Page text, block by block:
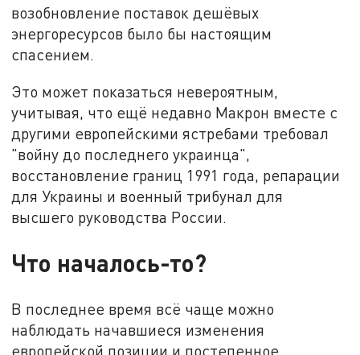
возобновление поставок дешёвых
энергоресурсов было бы настоящим
спасением.
Это может показаться невероятным,
учитывая, что ещё недавно Макрон вместе с
другими европейскими ястребами требовал
"войну до последнего украинца",
восстановление границ 1991 года, репарации
для Украины и военный трибунал для
высшего руководства России.
Что началось-то?
В последнее время всё чаще можно
наблюдать начавшиеся изменения
европейской позиции и постепенное